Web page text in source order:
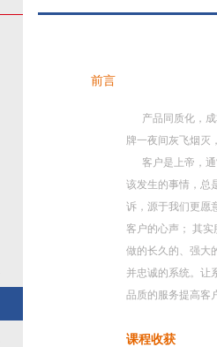
前言
产品同质化，成
牌一夜间灰飞烟灭
客户是上帝，通
该发生的事情，总
诉，源于我们更愿
客户的心声； 其
做的长久的、强大
并忠诚的系统。让
品质的服务提高客
课程收获